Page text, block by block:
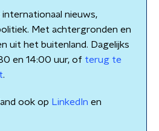
internationaal nieuws,
Met achtergronden en
uit het buitenland. Dagelijks
en 14:00 uur, of terug te
.
ook op LinkedIn en